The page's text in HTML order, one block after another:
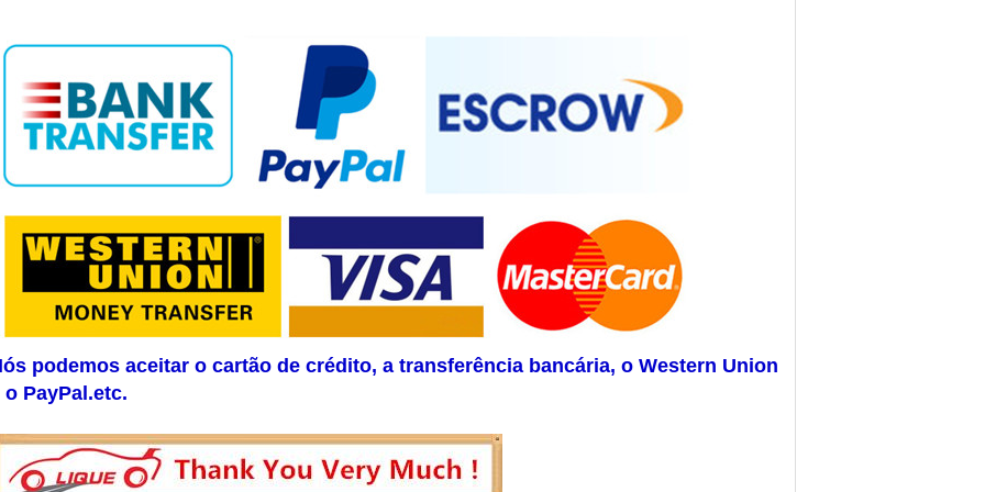
podemos aceitar o cartão de crédito, a transferência bancária, o Western Union
o PayPal.etc.